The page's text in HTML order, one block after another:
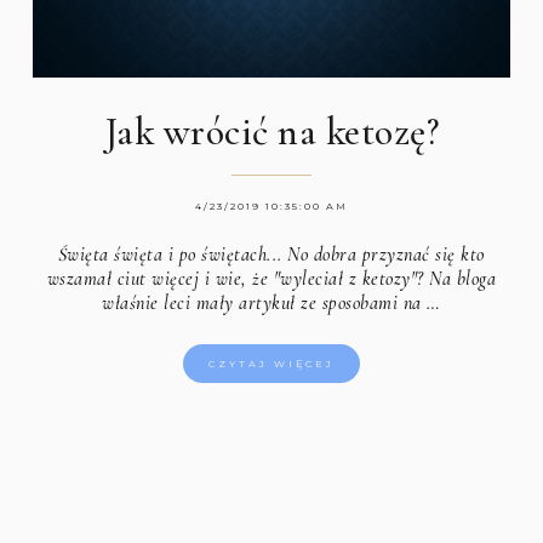
Jak wrócić na ketozę?
4/23/2019 10:35:00 AM
Święta święta i po świętach... No dobra przyznać się kto
wszamał ciut więcej i wie, że "wyleciał z ketozy"? Na bloga
właśnie leci mały artykuł ze sposobami na …
CZYTAJ WIĘCEJ